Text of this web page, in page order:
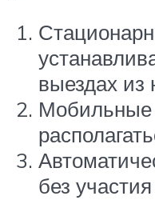
выездах из
без